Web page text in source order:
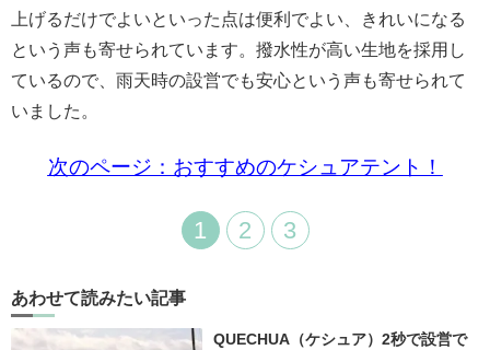
上げるだけでよいといった点は便利でよい、きれいになる
という声も寄せられています。撥水性が高い生地を採用し
ているので、雨天時の設営でも安心という声も寄せられて
いました。
次のページ：おすすめのケシュアテント！
1 2 3
あわせて読みたい記事
QUECHUA（ケシュア）2秒で設営で